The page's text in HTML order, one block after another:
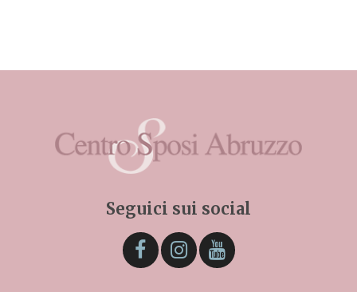
Seguici sui social